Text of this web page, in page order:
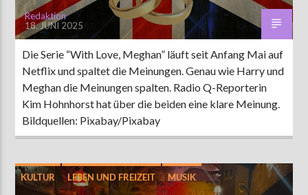
Redaktion
18. JUNI 2025
Die Serie “With Love, Meghan” läuft seit Anfang Mai auf
Netflix und spaltet die Meinungen. Genau wie Harry und
Meghan die Meinungen spalten. Radio Q-Reporterin
Kim Hohnhorst hat über die beiden eine klare Meinung.
Bildquellen: Pixabay/Pixabay
KULTUR LEBEN UND FREIZEIT MUSIK